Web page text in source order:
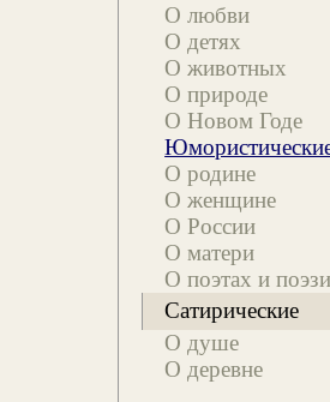
О любви
О детях
О животных
О природе
О Новом Годе
О родине
О женщине
О России
О матери
О поэтах и
Сатирические
О душе
О деревне